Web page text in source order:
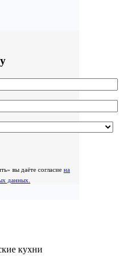
вы даёте согласие на
данных.